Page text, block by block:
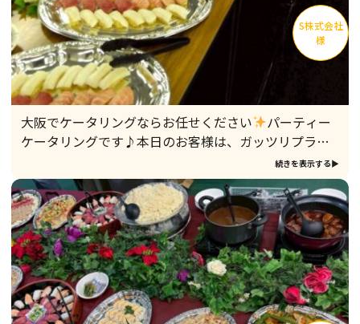
S株式会社
様
大阪でケータリングならお任せください
パーティー
ケータリングです♪本日のお客様は、ガッツリプラ
続きを表示する▶